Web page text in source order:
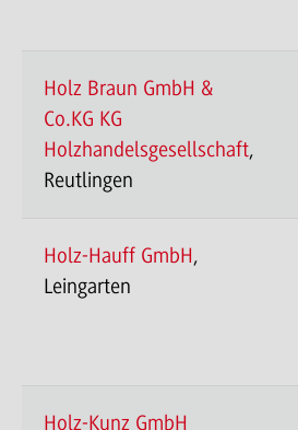
Holz Braun GmbH &
Co.KG KG
Holzhandelsgesellschaft,
Reutlingen
Holz-Hauff GmbH,
Leingarten
Holz-Kunz GmbH